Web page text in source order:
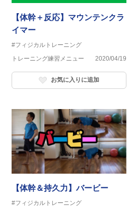
【体幹＋反応】マウンテンクラ
イマー
#フィジカルトレーニング
トレーニング練習メニュー
2020/04/19
お気に入りに追加
【体幹＆持久力】バービー
#フィジカルトレーニング